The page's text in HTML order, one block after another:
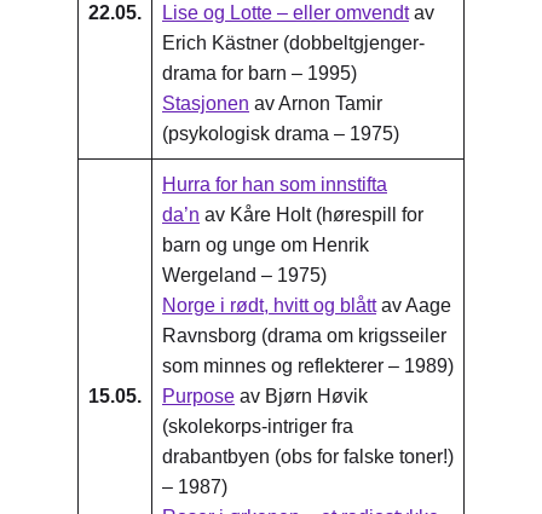
22.05.
Lise og Lotte – eller omvendtav
Erich Kästner (dobbeltgjenger-
drama for barn – 1995)
Stasjonen av Arnon Tamir
(psykologisk drama – 1975)
15.05.
Hurra for han som innstifta
da’n av Kåre Holt (hørespill for
barn og unge om Henrik
Wergeland – 1975)
Norge i rødt, hvitt og blåttav Aage
Ravnsborg (drama om krigsseiler
som minnes og reflekterer – 1989)
Purpose av Bjørn Høvik
(skolekorps-intriger fra
drabantbyen (obs for falske toner!)
– 1987)